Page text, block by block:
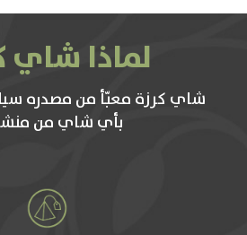
لماذا شاي
شاي كرزة معبّأ من مصدره
بأي شاي من